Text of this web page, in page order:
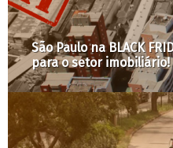
São Paulo na BLACK
para o setor imobiliário!